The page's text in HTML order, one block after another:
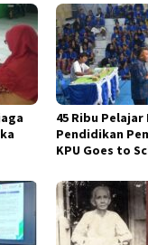
45 Ribu
Pendidikan
KPU Goes to